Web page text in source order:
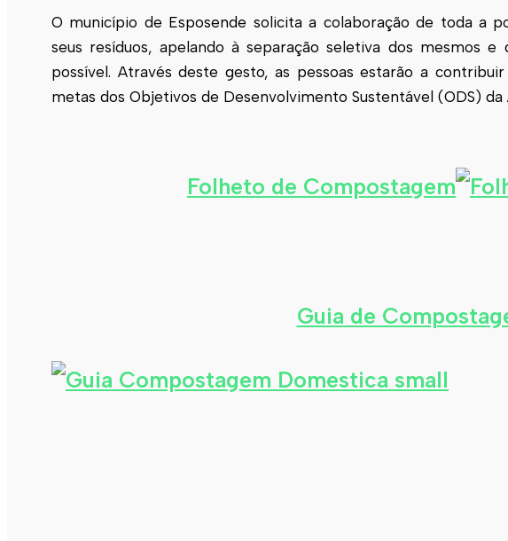
O município de Esposende solicita a colaboração de toda a
seus resíduos, apelando à separação seletiva dos mesmos
possível. Através deste gesto, as pessoas estarão a
metas dos Objetivos de Desenvolvimento Sustentável (ODS) da
Folheto de Compostagem
Guia de